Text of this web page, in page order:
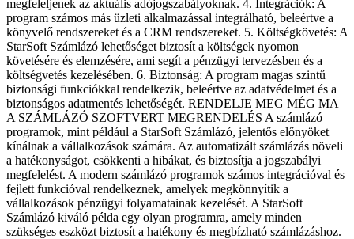
megfeleljenek az aktuális adójogszabályoknak. 4. Integrációk: A
program számos más üzleti alkalmazással integrálható, beleértve a
könyvelő rendszereket és a CRM rendszereket. 5. Költségkövetés: A
StarSoft Számlázó lehetőséget biztosít a költségek nyomon
követésére és elemzésére, ami segít a pénzügyi tervezésben és a
költségvetés kezelésében. 6. Biztonság: A program magas szintű
biztonsági funkciókkal rendelkezik, beleértve az adatvédelmet és a
biztonságos adatmentés lehetőségét. RENDELJE MEG MÉG MA
A SZÁMLÁZÓ SZOFTVERT MEGRENDELÉS A számlázó
programok, mint például a StarSoft Számlázó, jelentős előnyöket
kínálnak a vállalkozások számára. Az automatizált számlázás növeli
a hatékonyságot, csökkenti a hibákat, és biztosítja a jogszabályi
megfelelést. A modern számlázó programok számos integrációval és
fejlett funkcióval rendelkeznek, amelyek megkönnyítik a
vállalkozások pénzügyi folyamatainak kezelését. A StarSoft
Számlázó kiváló példa egy olyan programra, amely minden
szükséges eszközt biztosít a hatékony és megbízható számlázáshoz.